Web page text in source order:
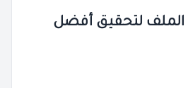
الملف لتحقيق أفضل